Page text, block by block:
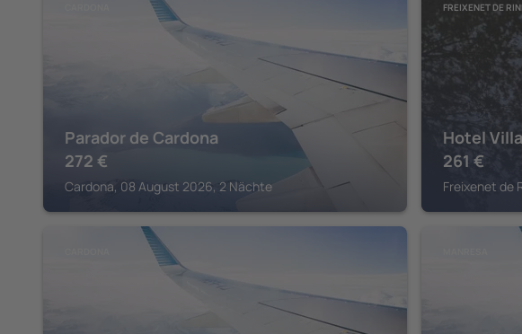
Parador de Cardona
272 €
Cardona, 08 August 2026, 2 Nächte
FREIXENET DE
Hotel
261 €
Freixenet de